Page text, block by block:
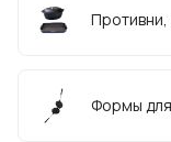
Противни,
Формы